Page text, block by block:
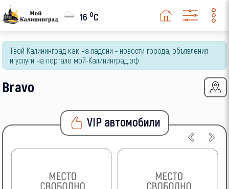
16 oC
Твой Калининград как на ладони - новости города, объявления
и услуги на портале мой-Калининград.рф
Bravo
VIP автомобили